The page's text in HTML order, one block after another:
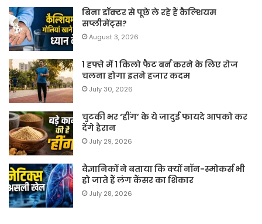
बिना डॉक्टर से पूछे ले रहे हैं कैल्शियम
सप्लीमेंट्स?
August 3, 2026
1 हफ्ते में 1 किलो फैट बर्न करने के लिए रोज
चलना होगा इतने हजार कदम
July 30, 2026
चुटकी भर ‘हींग’ के ये जादुई फायदे आपको कर
देंगे हैरान
July 29, 2026
वैज्ञानिकों ने बताया कि क्यों नॉन-स्मोकर्स भी
हो जाते हैं लंग कैंसर का शिकार
July 28, 2026